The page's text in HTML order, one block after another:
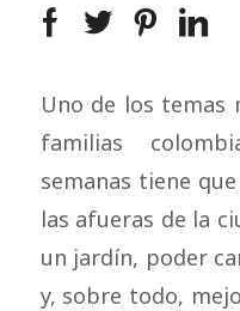
Uno de los temas
familias
semanas tiene
las afueras de la
un jardín, poder
y, sobre todo,